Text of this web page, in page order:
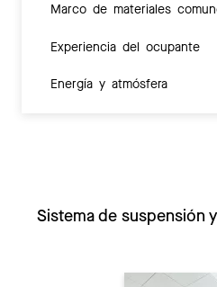
Marco de materiales
Experiencia del ocupante
Energía y atmósfera
Sistema de suspensión